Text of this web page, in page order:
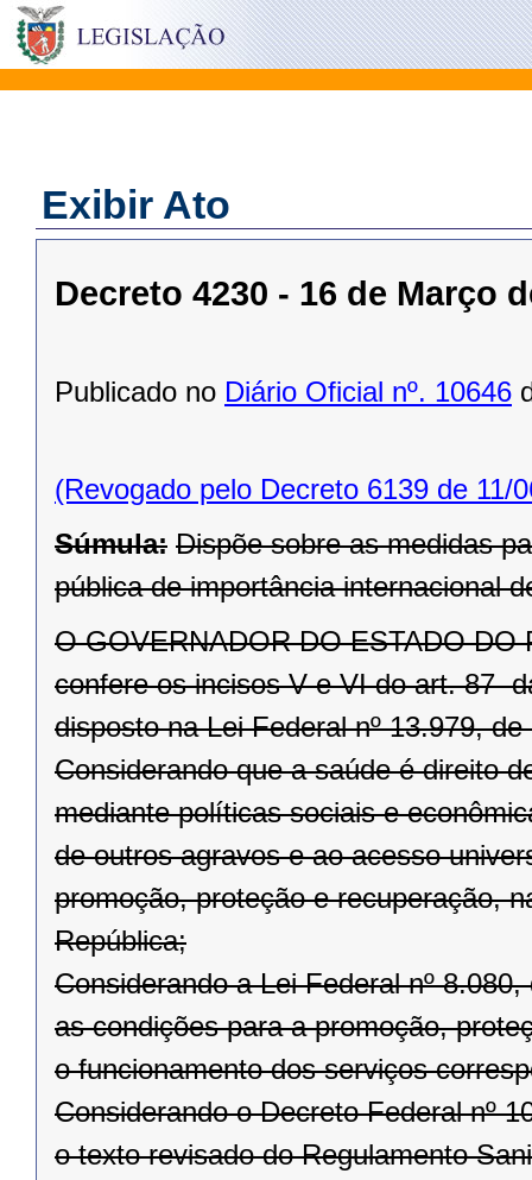
Exibir Ato
Decreto 4230 - 16 de Março
Publicado no Diário Oficial nº. 10646
(Revogado pelo Decreto 6139 de 11/
Súmula: Dispõe sobre as medidas
pública de importância internacional
O GOVERNADOR DO ESTADO DO
confere os incisos V e VI do art. 87
disposto na Lei Federal nº 13.979,
Considerando que a saúde é direito
mediante políticas sociais e
de outros agravos e ao acesso
promoção, proteção e recuperação,
República;
Considerando a Lei Federal nº
as condições para a promoção,
o funcionamento dos serviços
Considerando o Decreto Federal nº
o texto revisado do Regulamento